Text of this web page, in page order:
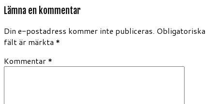
Lämna en kommentar
Din e-postadress kommer inte publiceras. Obligatoriska
fält är märkta *
Kommentar *